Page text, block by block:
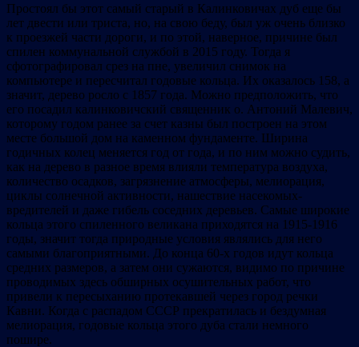
Простоял бы этот самый старый в Калинковичах дуб еще бы
лет двести или триста, но, на свою беду, был уж очень близко
к проезжей части дороги, и по этой, наверное, причине был
спилен коммунальной службой в 2015 году. Тогда я
сфотографировал срез на пне, увеличил снимок на
компьютере и пересчитал годовые кольца. Их оказалось 158, а
значит, дерево росло с 1857 года. Можно предположить, что
его посадил калинковичский священник о. Антоний Малевич,
которому годом ранее за счет казны был построен на этом
месте большой дом на каменном фундаменте. Ширина
годичных колец меняется год от года, и по ним можно судить,
как на дерево в разное время влияли температура воздуха,
количество осадков, загрязнение атмосферы, мелиорация,
циклы солнечной активности, нашествие насекомых-
вредителей и даже гибель соседних деревьев. Самые широкие
кольца этого спиленного великана приходятся на 1915-1916
годы, значит тогда природные условия являлись для него
самыми благоприятными. До конца 60-х годов идут кольца
средних размеров, а затем они сужаются, видимо по причине
проводимых здесь обширных осушительных работ, что
привели к пересыханию протекавшей через город речки
Кавни. Когда с распадом СССР прекратилась и бездумная
мелиорация, годовые кольца этого дуба стали немного
пошире.